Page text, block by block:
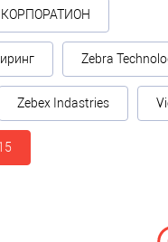
Zebra
Zebex Indastries